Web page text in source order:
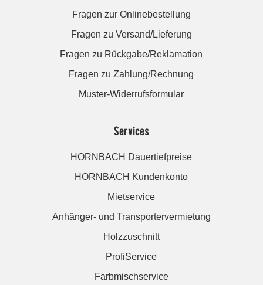
Fragen zur Onlinebestellung
Fragen zu Versand/Lieferung
Fragen zu Rückgabe/Reklamation
Fragen zu Zahlung/Rechnung
Muster-Widerrufsformular
Services
HORNBACH Dauertiefpreise
HORNBACH Kundenkonto
Mietservice
Anhänger- und Transportervermietung
Holzzuschnitt
ProfiService
Farbmischservice